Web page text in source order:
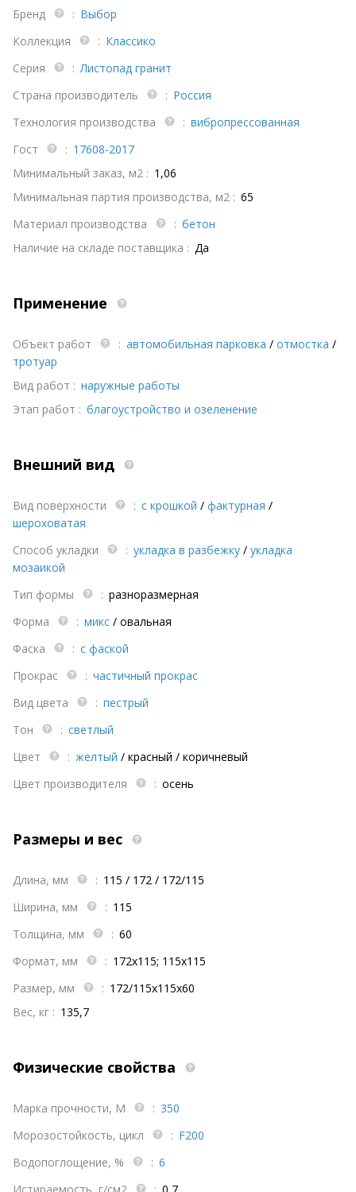
Бренд
: Выбор
Коллекция
: Классико
Серия
: Листопад гранит
Страна производитель
: Россия
Технология производства
: вибропрессованная
Гост
: 17608-2017
Минимальный заказ, м2 : 1,06
Минимальная партия производства, м2 : 65
Материал производства
: бетон
Наличие на складе поставщика : Да
Применение
Объект работ : автомобильная парковка / отмостка /
тротуар
Вид работ : наружные работы
Этап работ : благоустройство и озеленение
Внешний вид
Вид поверхности : с крошкой / фактурная /
шероховатая
Способ укладки
: укладка в разбежку / укладка
мозаикой
Тип формы
: разноразмерная
Форма
: микс / овальная
Фаска
: с фаской
Прокрас
: частичный прокрас
Вид цвета
: пестрый
Тон
: светлый
Цвет
: желтый / красный / коричневый
Цвет производителя
: осень
Размеры и вес
Длина, мм : 115 / 172 / 172/115
Ширина, мм
: 115
Толщина, мм
: 60
Формат, мм
: 172х115; 115х115
Размер, мм
: 172/115х115х60
Вес, кг : 135,7
Физические свойства
Марка прочности, М : 350
Морозостойкость, цикл
: F200
Водопоглощение, %
: 6
Истираемость, г/см2
: 0,7